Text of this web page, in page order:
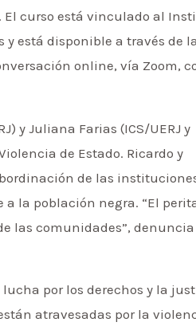
El curso está vinculado al
está disponible a través de la
online, vía Zoom,
y Juliana Farias (ICS/UERJ y
de Estado. Ricardo y
de las
la población negra. “El
las comunidades”, denuncia
por los derechos y la
atravesadas por la